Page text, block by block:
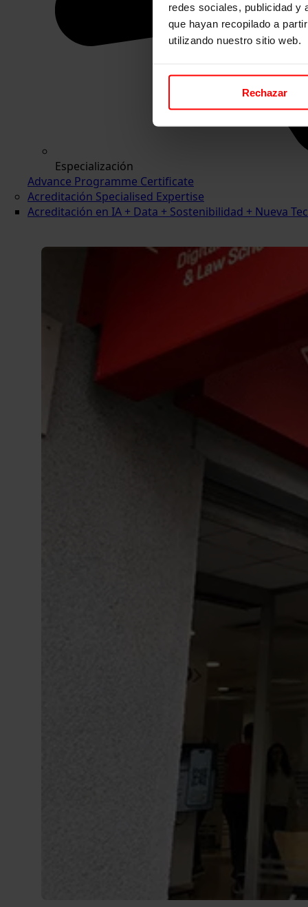
redes sociales, publicidad y
que hayan recopilado a
utilizando nuestro sitio web.
Rechazar
Especialización
Advance Programme Certificate
Acreditación Specialised Expertise
Acreditación en IA + Data + Sostenibilidad + Nueva